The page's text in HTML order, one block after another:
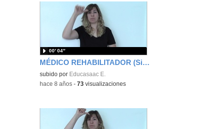
MÉDICO REHABILITADOR (Signos EducaSAAC)
subido por Educasaac E.
00′ 04″
-hace 8 años -73 visualizaciones